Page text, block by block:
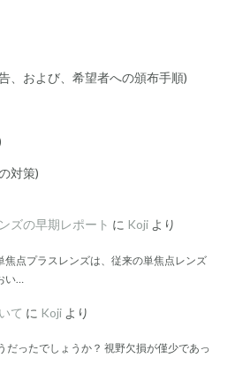
、および、希望者への頒布手順)
対策)
ズの早期レポート に Kojiより
焦点プラスレンズは、従来の単焦点レンズ
…
て に Kojiより
だったでしょうか？ 視野欠損が僅少であっ